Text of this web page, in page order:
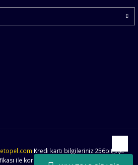
Kredi kartı bilgileriniz 256bit SSL
ile korunmaktadır.
Yukarı